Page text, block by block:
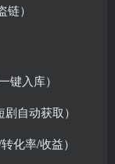
）
键入库）
自动获取）
化率/收益）